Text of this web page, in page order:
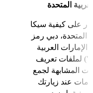
المتحدة
على كيفية سيكا
المتحدة، دبي رمز
بريدي 126212 الإمارات العربية
لملفات تعريف
المشابهة لجمع
عند زيارتك